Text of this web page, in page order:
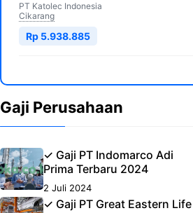
PT Katolec Indonesia
Cikarang
Rp 5.938.885
Gaji Perusahaan
✓ Gaji PT Indomarco Adi
Prima Terbaru 2024
2 Juli 2024
✓ Gaji PT Great Eastern Life